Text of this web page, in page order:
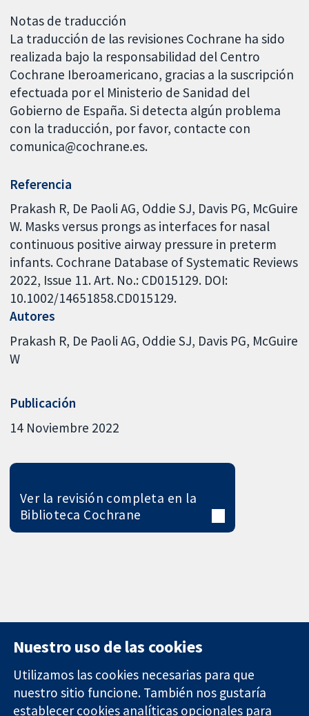
Notas de traducción
La traducción de las revisiones Cochrane ha sido
realizada bajo la responsabilidad del Centro
Cochrane Iberoamericano, gracias a la suscripción
efectuada por el Ministerio de Sanidad del
Gobierno de España. Si detecta algún problema
con la traducción, por favor, contacte con
comunica@cochrane.es.
Referencia
Prakash R, De Paoli AG, Oddie SJ, Davis PG, McGuire
W. Masks versus prongs as interfaces for nasal
continuous positive airway pressure in preterm
infants. Cochrane Database of Systematic Reviews
2022, Issue 11. Art. No.: CD015129. DOI:
10.1002/14651858.CD015129.
Autores
Prakash R De Paoli AG Oddie SJ Davis PG McGuire
W
Publicación
14 Noviembre 2022
Ver la revisión completa en la
Biblioteca Cochrane
11-13 Cavendish
Contacto
Nuestro uso de las cookies
Utilizamos las cookies necesarias para que
nuestro sitio funcione. También nos gustaría
establecer cookies analíticas opcionales para